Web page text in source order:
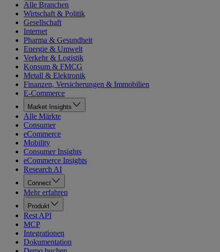
Alle Branchen
Wirtschaft & Politik
Gesellschaft
Internet
Pharma & Gesundheit
Energie & Umwelt
Verkehr & Logistik
Konsum & FMCG
Metall & Elektronik
Finanzen, Versicherungen & Immobilien
E-Commerce
Market Insights
Alle Märkte
Consumer
eCommerce
Mobility
Consumer Insights
eCommerce Insights
Research AI
Connect
Mehr erfahren
Produkt
Rest API
MCP
Integrationen
Dokumentation